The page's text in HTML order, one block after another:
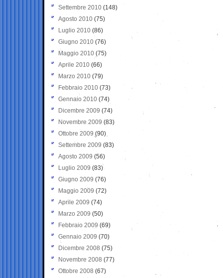
Settembre 2010 (148)
Agosto 2010 (75)
Luglio 2010 (86)
Giugno 2010 (76)
Maggio 2010 (75)
Aprile 2010 (66)
Marzo 2010 (79)
Febbraio 2010 (73)
Gennaio 2010 (74)
Dicembre 2009 (74)
Novembre 2009 (83)
Ottobre 2009 (90)
Settembre 2009 (83)
Agosto 2009 (56)
Luglio 2009 (83)
Giugno 2009 (76)
Maggio 2009 (72)
Aprile 2009 (74)
Marzo 2009 (50)
Febbraio 2009 (69)
Gennaio 2009 (70)
Dicembre 2008 (75)
Novembre 2008 (77)
Ottobre 2008 (67)